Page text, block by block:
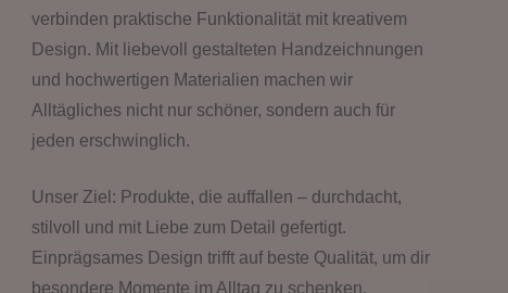
verbinden praktische Funktionalität mit kreativem
Design. Mit liebevoll gestalteten Handzeichnungen
und hochwertigen Materialien machen wir
Alltägliches nicht nur schöner, sondern auch für
jeden erschwinglich.
Unser Ziel: Produkte, die auffallen – durchdacht,
stilvoll und mit Liebe zum Detail gefertigt.
Einprägsames Design trifft auf beste Qualität, um dir
besondere Momente im Alltag zu schenken.